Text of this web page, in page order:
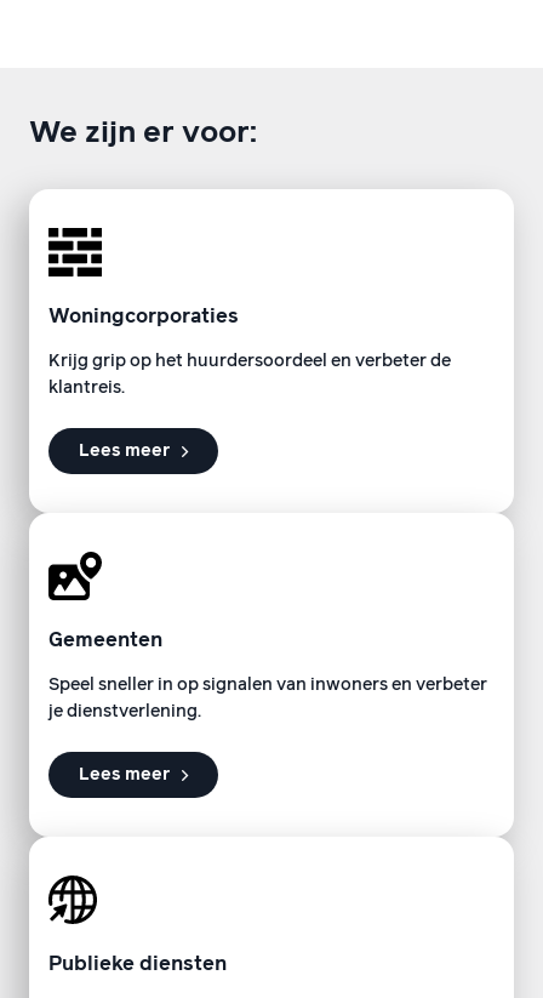
We zijn er voor:
Woningcorporaties
Krijg grip op het huurdersoordeel en verbeter de
klantreis.
Lees meer
Gemeenten
Speel sneller in op signalen van inwoners en verbeter
je dienstverlening.
Lees meer
Publieke diensten